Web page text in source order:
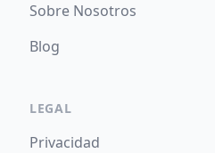
Sobre Nosotros
Blog
LEGAL
Privacidad